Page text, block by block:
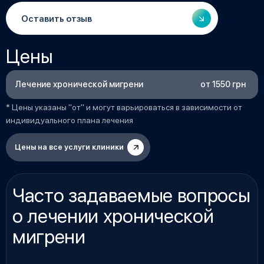
Оставить отзыв
Цены
Лечение хронической мигрени от 1550 грн
* Цены указаны "от" и могут варьироваться в зависимости от
индивидуального плана лечения
Цены на все услуги клиники
Часто задаваемые вопросы
о лечении хронической
мигрени